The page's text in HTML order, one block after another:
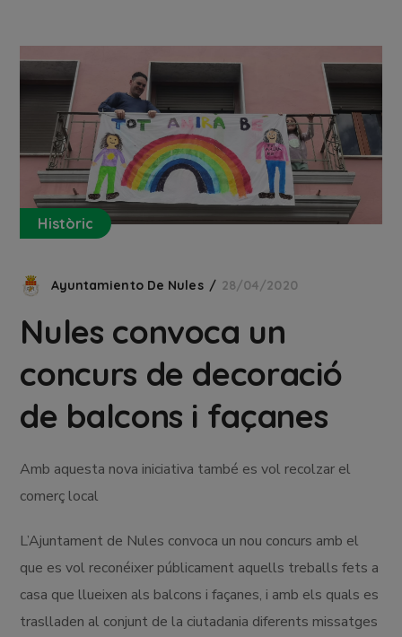
Històric
Ayuntamiento De Nules 28/04/2020
Nules convoca un
concurs de decoració
de balcons i façanes
Amb aquesta nova iniciativa també es vol recolzar el
comerç local
L’Ajuntament de Nules convoca un nou concurs amb el
que es vol reconéixer públicament aquells treballs fets a
casa que llueixen als balcons i façanes, i amb els quals es
traslladen al conjunt de la ciutadania diferents missatges